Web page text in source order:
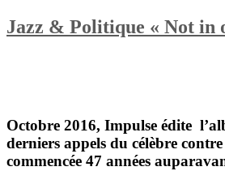
Jazz & Politique « Not in
Octobre 2016, Impulse édite
derniers appels du célèbre
commencée 47 années